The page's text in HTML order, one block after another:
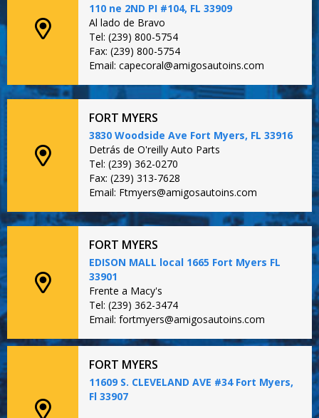
110 ne 2ND PI #104, FL 33909
Al lado de Bravo
Tel: (239) 800-5754
Fax: (239) 800-5754
Email: capecoral@amigosautoins.com
FORT MYERS
3830 Woodside Ave Fort Myers, FL 33916
Detrás de O'reilly Auto Parts
Tel: (239) 362-0270
Fax: (239) 313-7628
Email: Ftmyers@amigosautoins.com
FORT MYERS
EDISON MALL local 1665 Fort Myers FL
33901
Frente a Macy's
Tel: (239) 362-3474
Email: fortmyers@amigosautoins.com
FORT MYERS
11609 S. CLEVELAND AVE #34 Fort Myers,
Fl 33907